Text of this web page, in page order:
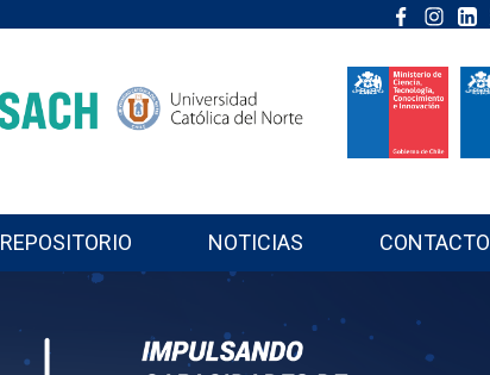
REPOSITORIO NOTICIAS CONTACTO